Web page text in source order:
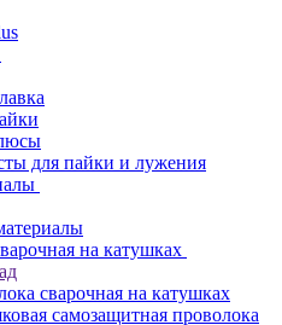
для пайки и лужения
на катушках
сварочная на катушках
самозащитная проволока